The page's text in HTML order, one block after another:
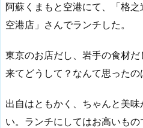
阿蘇くまもと空港にて、「格
空港店」さんでランチした。
東京のお店だし、岩手の食材
来てどうして？なんて思ったの
出自はともかく、ちゃんと美
い。ランチにしてはお高いも